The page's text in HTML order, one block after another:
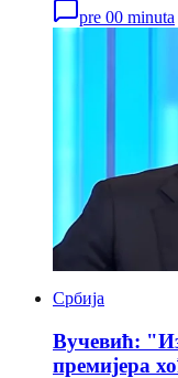
pre 00 minuta
Србија
Вучевић:
премијера